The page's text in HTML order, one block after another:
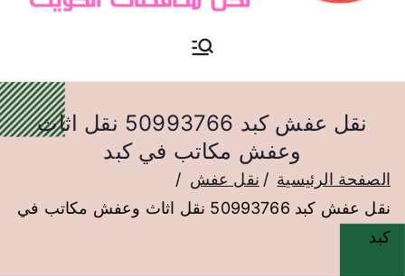
نقل عفش الكويت
نقل عفش كبد 50993766 نقل اثاث
وعفش مكاتب في كبد
الصفحة الرئيسية
نقل عفش
نقل عفش كبد 50993766 نقل اثاث وعفش مكاتب في
كبد